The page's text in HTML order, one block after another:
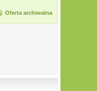
Oferta archiwalna